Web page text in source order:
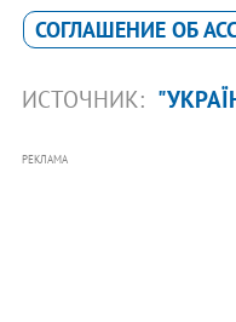
СОГЛАШЕНИЕ ОБ
ИСТОЧНИК:
РЕКЛАМА